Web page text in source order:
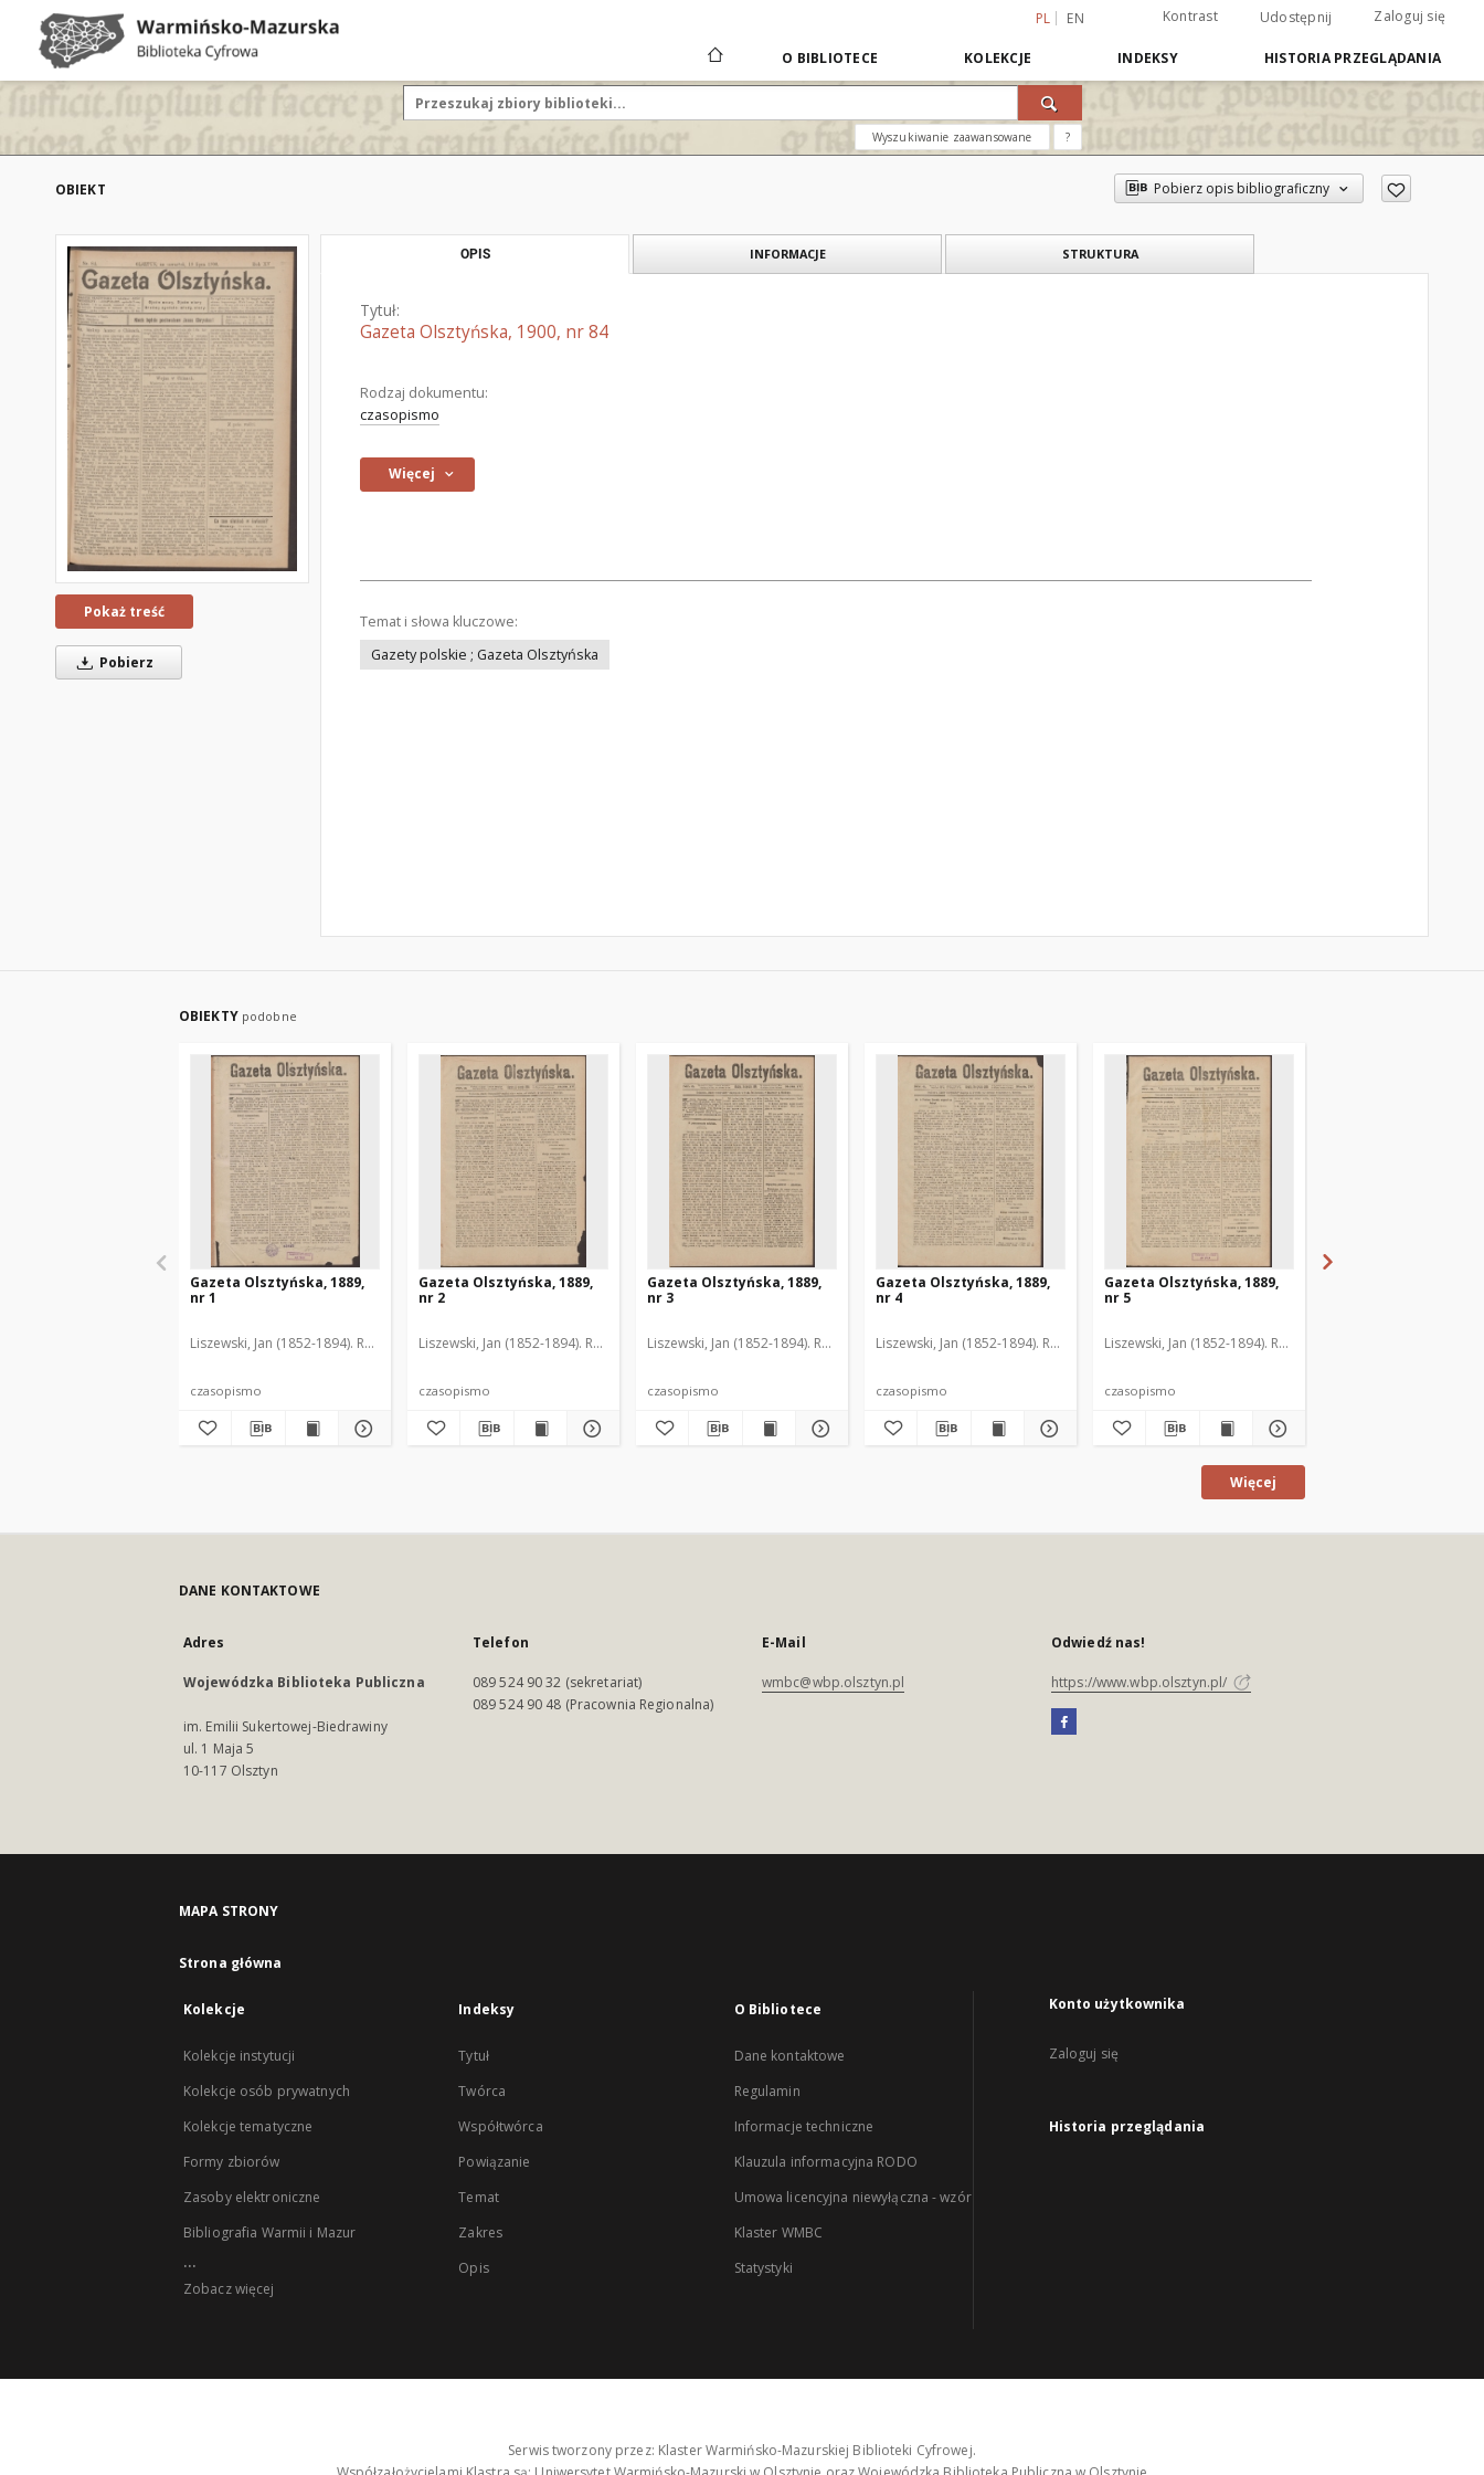
PL EN Kontrast Udostępnij Zaloguj się
O BIBLIOTECE KOLEKCJE INDEKSY HISTORIA PRZEGLĄDANIA
Wyszukiwanie zaawansowane ?
OBIEKT Pobierz opis bibliograficzny
Pokaż treść
Pobierz
OPIS INFORMACJE STRUKTURA
Tytuł:
Gazeta Olsztyńska, 1900, nr 84
Rodzaj dokumentu:
czasopismo
Więcej
Temat i słowa kluczowe:
Gazety polskie ; Gazeta Olsztyńska
OBIEKTY podobne
Gazeta Olsztyńska, 1889,
nr 1
Liszewski, Jan (1852-1894). Red.
czasopismo
Gazeta Olsztyńska, 1889,
nr 2
Liszewski, Jan (1852-1894). Red.
czasopismo
Gazeta Olsztyńska, 1889,
nr 3
Liszewski, Jan (1852-1894). Red.
czasopismo
Gazeta Olsztyńska, 1889,
nr 4
Liszewski, Jan (1852-1894). Red.
czasopismo
Gazeta Olsztyńska, 1889,
nr 5
Liszewski, Jan (1852-1894). Red.
czasopismo
Więcej
DANE KONTAKTOWE
Adres
Wojewódzka Biblioteka Publiczna
im. Emilii Sukertowej-Biedrawiny
ul. 1 Maja 5
10-117 Olsztyn
Telefon
089 524 90 32 (sekretariat)
089 524 90 48 (Pracownia Regionalna)
E-Mail
wmbc@wbp.olsztyn.pl
Odwiedź nas!
https://www.wbp.olsztyn.pl/
MAPA STRONY
Strona główna
Kolekcje
Kolekcje instytucji
Kolekcje osób prywatnych
Kolekcje tematyczne
Formy zbiorów
Zasoby elektroniczne
Bibliografia Warmii i Mazur
...
Zobacz więcej
Indeksy
Tytuł
Twórca
Współtwórca
Powiązanie
Temat
Zakres
Opis
O Bibliotece
Dane kontaktowe
Regulamin
Informacje techniczne
Klauzula informacyjna RODO
Umowa licencyjna niewyłączna - wzór
Klaster WMBC
Statystyki
Konto użytkownika
Zaloguj się
Historia przeglądania
Serwis tworzony przez: Klaster Warmińsko-Mazurskiej Biblioteki Cyfrowej.